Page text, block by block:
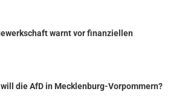
warnt vor finanziellen
die AfD in Mecklenburg-Vorpommern?